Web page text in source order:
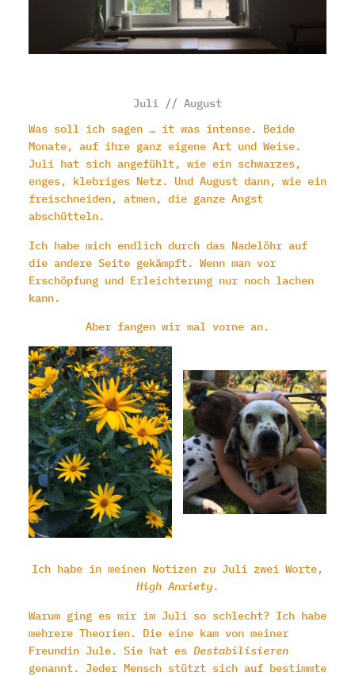
Juli // August
Was soll ich sagen … it was intense. Beide
Monate, auf ihre ganz eigene Art und Weise.
Juli hat sich angefühlt, wie ein schwarzes,
enges, klebriges Netz. Und August dann, wie ein
freischneiden, atmen, die ganze Angst
abschütteln.
Ich habe mich endlich durch das Nadelöhr auf
die andere Seite gekämpft. Wenn man vor
Erschöpfung und Erleichterung nur noch lachen
kann.
Aber fangen wir mal vorne an.
Ich habe in meinen Notizen zu Juli zwei Worte,
High Anxiety.
Warum ging es mir im Juli so schlecht? Ich habe
mehrere Theorien. Die eine kam von meiner
Freundin Jule. Sie hat es Destabilisieren
genannt. Jeder Mensch stützt sich auf bestimmte